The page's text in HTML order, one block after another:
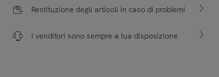
Restituzione degli articoli in caso di problemi
I venditori sono sempre a tua disposizione